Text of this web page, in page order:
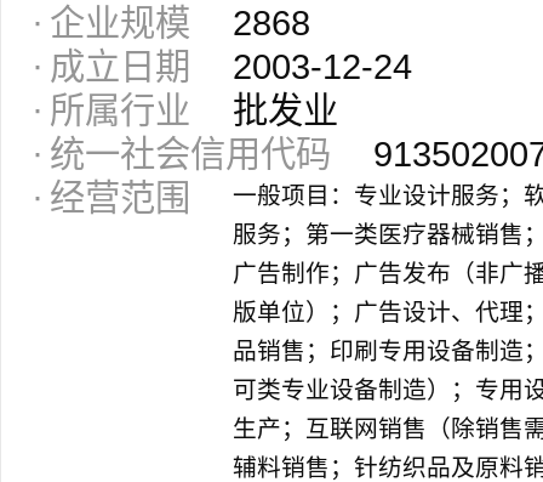
企业规模
2868
成立日期
2003-12-24
所属行业
批发业
统一社会信用代码
经营范围
一般项目：专业设计服务；
服务；第一类医疗器械销售
广告制作；广告发布（非广
版单位）；广告设计、代理
品销售；印刷专用设备制造
可类专业设备制造）；专用
生产；互联网销售（除销售
辅料销售；针纺织品及原料